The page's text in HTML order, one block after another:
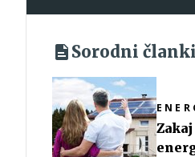
Sorodni članki